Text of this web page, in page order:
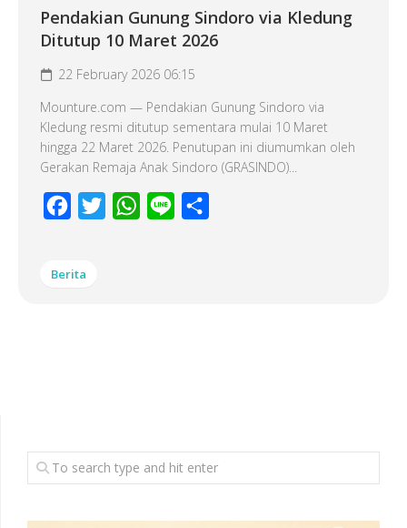
Pendakian Gunung Sindoro via Kledung
Ditutup 10 Maret 2026
22 February 2026 06:15
Mounture.com — Pendakian Gunung Sindoro via
Kledung resmi ditutup sementara mulai 10 Maret
hingga 22 Maret 2026. Penutupan ini diumumkan oleh
Gerakan Remaja Anak Sindoro (GRASINDO)...
Facebook
Twitter WhatsApp
Line
Berita